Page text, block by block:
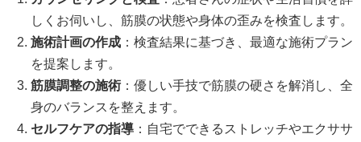
しくお伺いし、筋膜の状態や身体の歪みを検査します。
施術計画の作成 ：検査結果に基づき、最適な施術プラン
を提案します。
筋膜調整の施術 ：優しい手技で筋膜の硬さを解消し、全
身のバランスを整えます。
セルフケアの指導 ：自宅でできるストレッチやエクササ